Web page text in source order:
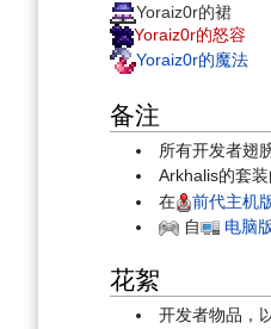
Yoraiz0r的裙
Yoraiz0r的怒容
Yoraiz0r的魔法
备注
所有开发者翅
Arkhalis的套
在
前代主机
自
电脑
花絮
开发者物品，